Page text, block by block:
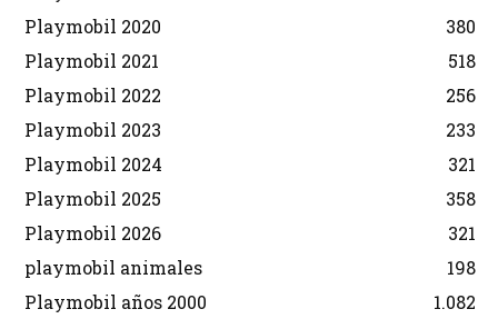
Playmobil 2020
380
Playmobil 2021
518
Playmobil 2022
256
Playmobil 2023
233
Playmobil 2024
321
Playmobil 2025
358
Playmobil 2026
321
playmobil animales
198
Playmobil años 2000
1.082